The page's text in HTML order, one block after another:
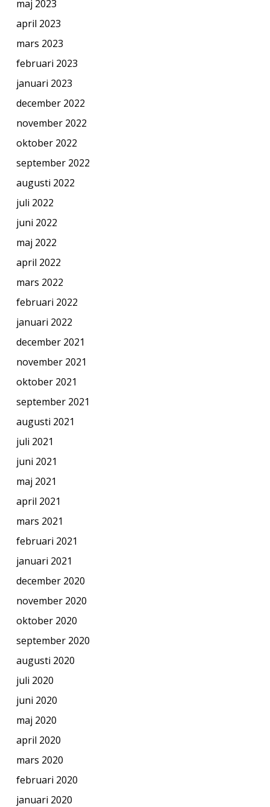
maj 2023
april 2023
mars 2023
februari 2023
januari 2023
december 2022
november 2022
oktober 2022
september 2022
augusti 2022
juli 2022
juni 2022
maj 2022
april 2022
mars 2022
februari 2022
januari 2022
december 2021
november 2021
oktober 2021
september 2021
augusti 2021
juli 2021
juni 2021
maj 2021
april 2021
mars 2021
februari 2021
januari 2021
december 2020
november 2020
oktober 2020
september 2020
augusti 2020
juli 2020
juni 2020
maj 2020
april 2020
mars 2020
februari 2020
januari 2020